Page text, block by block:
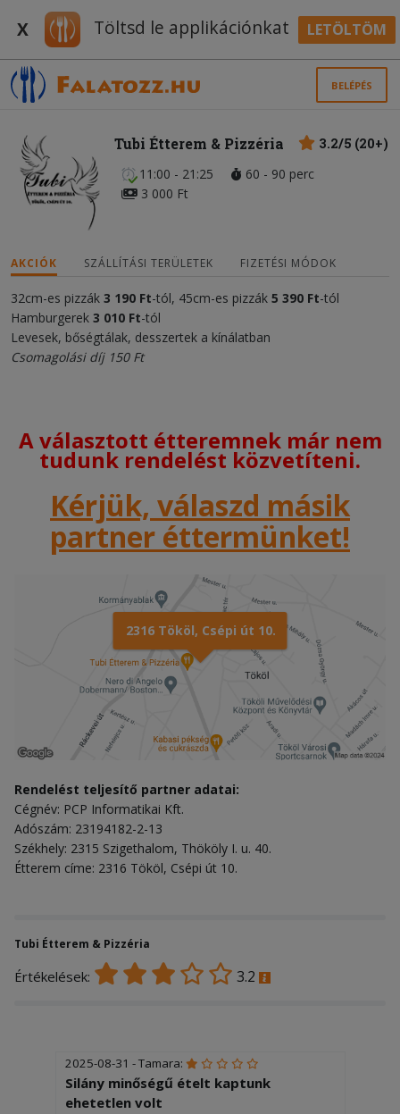
X Töltsd le applikációnkat LETÖLTÖM
BELÉPÉS
Tubi Étterem & Pizzéria
3.2/5 (20+)
11:00 - 21:25
60 - 90 perc
3 000 Ft
AKCIÓK SZÁLLÍTÁSI TERÜLETEK FIZETÉSI MÓDOK
32cm-es pizzák 3 190 Ft-tól, 45cm-es pizzák 5 390 Ft-tól
Hamburgerek 3 010 Ft-tól
Levesek, bőségtálak, desszertek a kínálatban
Csomagolási díj 150 Ft
A választott étteremnek már nem
tudunk rendelést közvetíteni.
Kérjük, válaszd másik
partner éttermünket!
2316 Tököl, Csépi út 10.
Rendelést teljesítő partner adatai:
Cégnév: PCP Informatikai Kft.
Adószám: 23194182-2-13
Székhely: 2315 Szigethalom, Thököly I. u. 40.
Étterem címe: 2316 Tököl, Csépi út 10.
Tubi Étterem & Pizzéria
Értékelések: 3.2
2025-08-31 - Tamara:
Silány minőségű ételt kaptunk
ehetetlen volt